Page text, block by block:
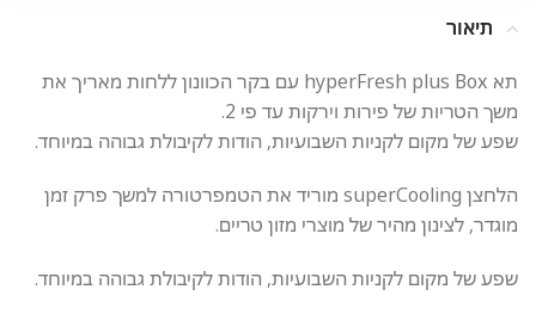
תיאור
תא hyperFresh plus Box עם בקר הכוונון ללחות מאריך את
משך הטריות של פירות וירקות עד פי 2.
שפע של מקום לקניות השבועיות, הודות לקיבולת גבוהה במיוחד.
הלחצן superCooling מוריד את הטמפרטורה למשך פרק זמן
מוגדר, לצינון מהיר של מוצרי מזון טריים.
שפע של מקום לקניות השבועיות, הודות לקיבולת גבוהה במיוחד.